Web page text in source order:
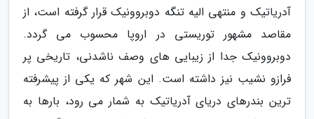
آدریاتیک و منتهی الیه تنگه دوبروونیک قرار گرفته است، از
مقاصد مشهور توریستی در اروپا محسوب می گردد.
دوبروونیک جدا از زیبایی های وصف ناشدنی، تاریخی پر
فرازو نشیب نیز داشته است. این شهر که یکی از پیشرفته
ترین بندرهای دریای آدریاتیک به شمار می رود، بارها به